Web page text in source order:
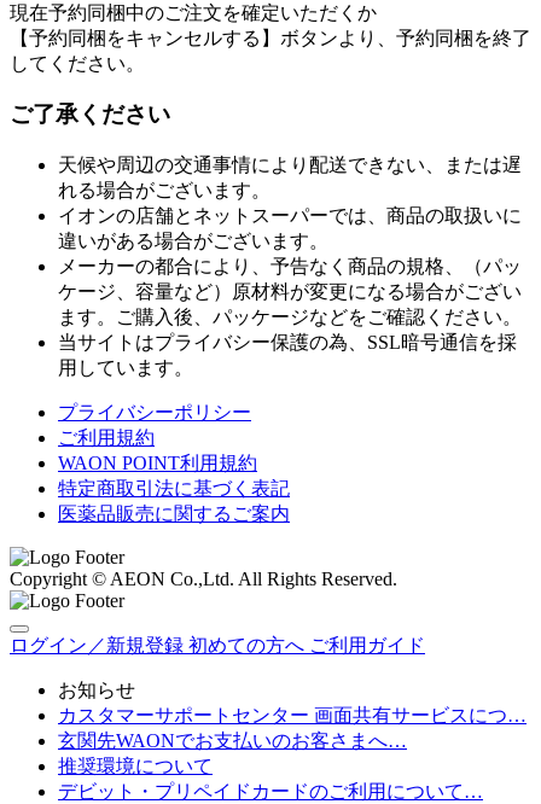
現在予約同梱中のご注文を確定いただくか
【予約同梱をキャンセルする】ボタンより、予約同梱を終了
してください。
ご了承ください
天候や周辺の交通事情により配送できない、または遅
れる場合がございます。
イオンの店舗とネットスーパーでは、商品の取扱いに
違いがある場合がございます。
メーカーの都合により、予告なく商品の規格、（パッ
ケージ、容量など）原材料が変更になる場合がござい
ます。ご購入後、パッケージなどをご確認ください。
当サイトはプライバシー保護の為、SSL暗号通信を採
用しています。
プライバシーポリシー
ご利用規約
WAON POINT利用規約
特定商取引法に基づく表記
医薬品販売に関するご案内
Copyright © AEON Co.,Ltd. All Rights Reserved.
ログイン／新規登録 初めての方へ ご利用ガイド
お知らせ
カスタマーサポートセンター 画面共有サービスにつ…
玄関先WAONでお支払いのお客さまへ…
推奨環境について
デビット・プリペイドカードのご利用について…